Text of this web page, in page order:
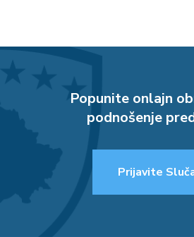
Popunite onlajn
podnošenje
Prijavite